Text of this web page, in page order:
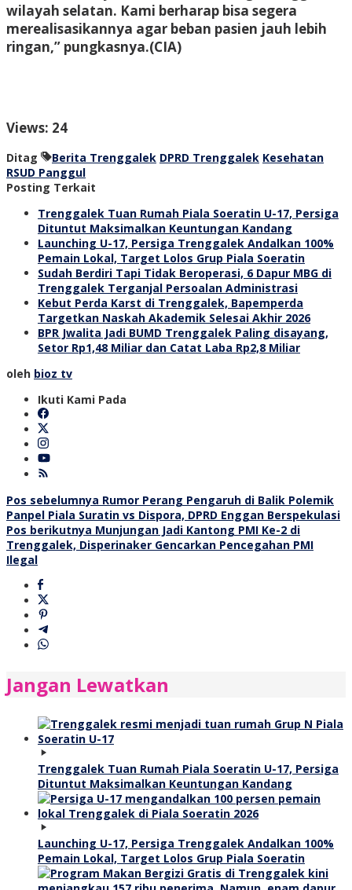
wilayah selatan. Kami berharap bisa segera
merealisasikannya agar beban pasien jauh lebih
ringan,” pungkasnya.(CIA)
Views: 24
Ditag Berita Trenggalek DPRD Trenggalek Kesehatan
RSUD Panggul
Posting Terkait
Trenggalek Tuan Rumah Piala Soeratin U-17, Persiga
Dituntut Maksimalkan Keuntungan Kandang
Launching U-17, Persiga Trenggalek Andalkan 100%
Pemain Lokal, Target Lolos Grup Piala Soeratin
Sudah Berdiri Tapi Tidak Beroperasi, 6 Dapur MBG di
Trenggalek Terganjal Persoalan Administrasi
Kebut Perda Karst di Trenggalek, Bapemperda
Targetkan Naskah Akademik Selesai Akhir 2026
BPR Jwalita Jadi BUMD Trenggalek Paling disayang,
Setor Rp1,48 Miliar dan Catat Laba Rp2,8 Miliar
oleh bioz tv
Ikuti Kami Pada
Navigasi
pos
Pos sebelumnya Rumor Perang Pengaruh di Balik Polemik
Panpel Piala Suratin vs Dispora, DPRD Enggan Berspekulasi
Pos berikutnya Munjungan Jadi Kantong PMI Ke-2 di
Trenggalek, Disperinaker Gencarkan Pencegahan PMI
Ilegal
Jangan Lewatkan
Trenggalek Tuan Rumah Piala Soeratin U-17, Persiga
Dituntut Maksimalkan Keuntungan Kandang
Launching U-17, Persiga Trenggalek Andalkan 100%
Pemain Lokal, Target Lolos Grup Piala Soeratin